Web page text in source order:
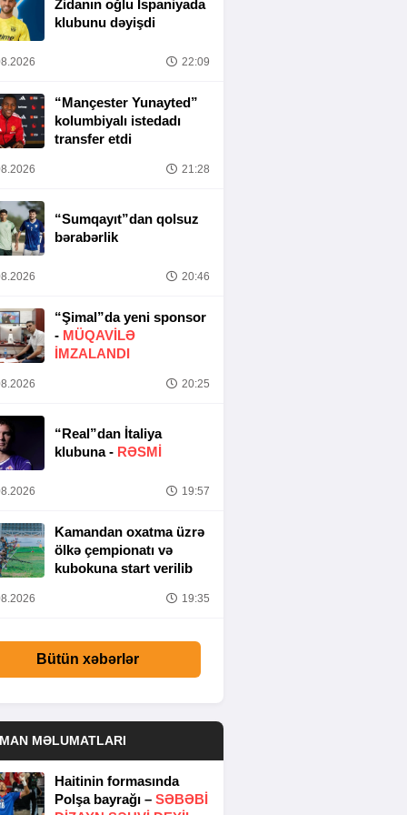
Zidanın oğlu İspaniyada
klubunu dəyişdi
22:09
“Mançester Yunayted”
kolumbiyalı istedadı
transfer etdi
21:28
“Sumqayıt”dan qolsuz
bərabərlik
20:46
“Şimal”da yeni sponsor
- MÜQAVİLƏ
İMZALANDI
20:25
“Real”dan İtaliya
klubuna - RƏSMİ
19:57
Kamandan oxatma üzrə
ölkə çempionatı və
kubokuna start verilib
19:35
Bütün xəbərlər
MƏLUMATLARI
Haitinin formasında
Polşa bayrağı – SƏBƏBI